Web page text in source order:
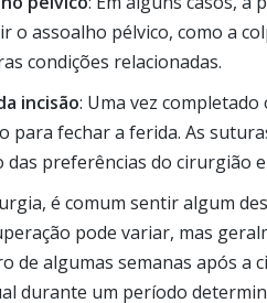
o assoalho pélvico, como a
condições relacionadas.
incisão: Uma vez
para fechar a ferida. As
das preferências do cirurgião
é comum sentir algum
pode variar, mas
de algumas semanas após a
durante um período